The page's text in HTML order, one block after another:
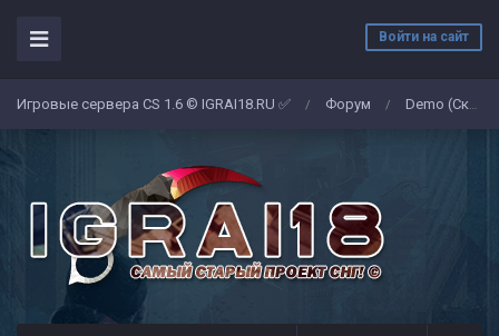
Войти на сайт
Игровые сервера CS 1.6 © IGRAI18.RU ✅ / Форум / Demo (Скриншоты)